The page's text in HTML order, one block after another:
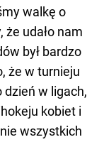
walkę o
udało nam
był bardzo
że w turnieju
w ligach,
kobiet i
wszystkich